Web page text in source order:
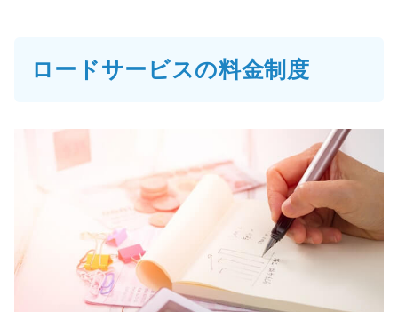
ロードサービスの料金制度